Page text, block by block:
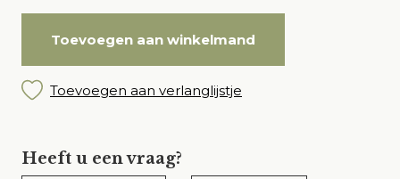
Toevoegen aan winkelmand
Toevoegen aan verlanglijstje
Heeft u een vraag?